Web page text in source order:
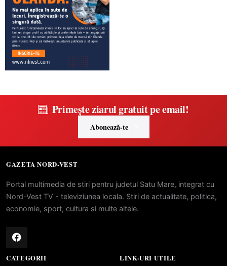
Primește ziarul gratuit pe email!
Abonează-te
GAZETA NORD-VEST
Portal multimedia de stiri pentru judetul Satu Mare, integrat cu
Nord-Vest TV - televiziunea locala. Stiri de actualitate, politica,
economie, sport, cultura si multe altele.
CATEGORII LINK-URI UTILE